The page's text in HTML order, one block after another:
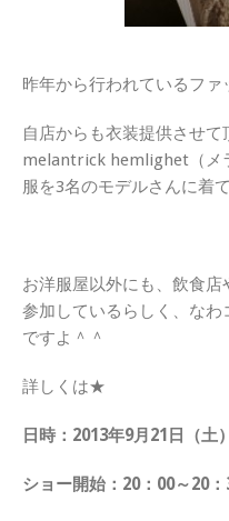
昨年から行われているファ
自店からも衣装提供させ
melantrick hemlighet（メ
服を3名のモデルさんに着
お洋服屋以外にも、飲食
参加しているらしく、な
ですよ＾＾
詳しくは★
日時：2013年9月21日（土）
ショー開始：20：00～20：